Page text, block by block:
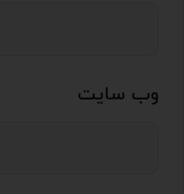
وب‌ سایت